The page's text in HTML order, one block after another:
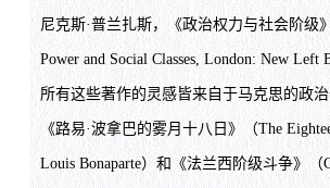
尼克斯·普兰扎斯，《政治权力与社会阶级
Power and Social Classes, London: New Left
所有这些著作的灵感皆来自于马克思的政
《路易·波拿巴的雾月十八日》（The
Louis Bonaparte）和《法兰西阶级斗争》（